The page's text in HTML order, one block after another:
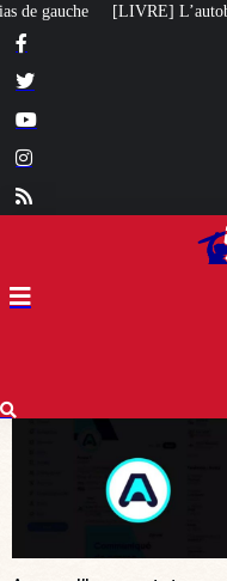
intellectuelle de Michel